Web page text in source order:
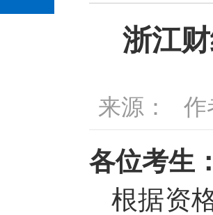
浙江
来源： 作
各位考生
根据资